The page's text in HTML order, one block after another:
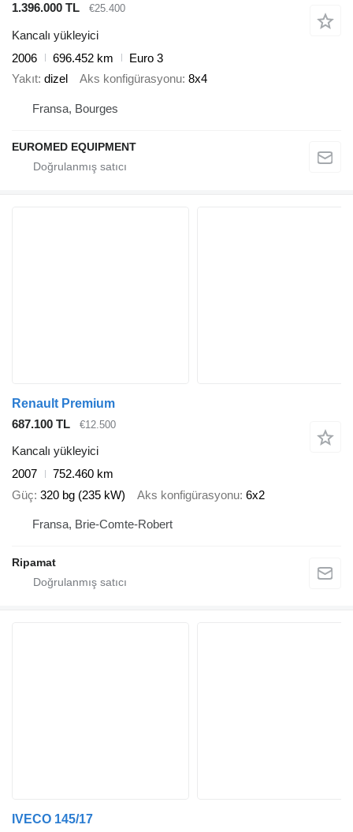
1.396.000 TL
€25.400
Kancalı yükleyici
2006
696.452 km
Euro 3
Yakıt dizel Aks konfigürasyonu 8x4
Fransa, Bourges
EUROMED EQUIPMENT
Renault Premium
687.100 TL
€12.500
Kancalı yükleyici
2007
752.460 km
Güç 320 bg (235 kW) Aks konfigürasyonu 6x2
Fransa, Brie-Comte-Robert
Ripamat
IVECO 145/17